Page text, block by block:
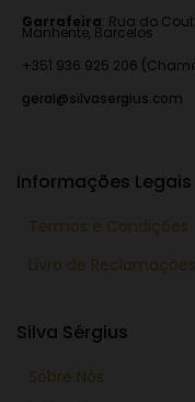
Garrafeira: Rua do
Manhente, Barcelos
+351 936 925 206
geral@silvasergius.com
Informações Legais
Termos e Condições
Livro de Reclamações
Silva Sérgius
Sobre Nós